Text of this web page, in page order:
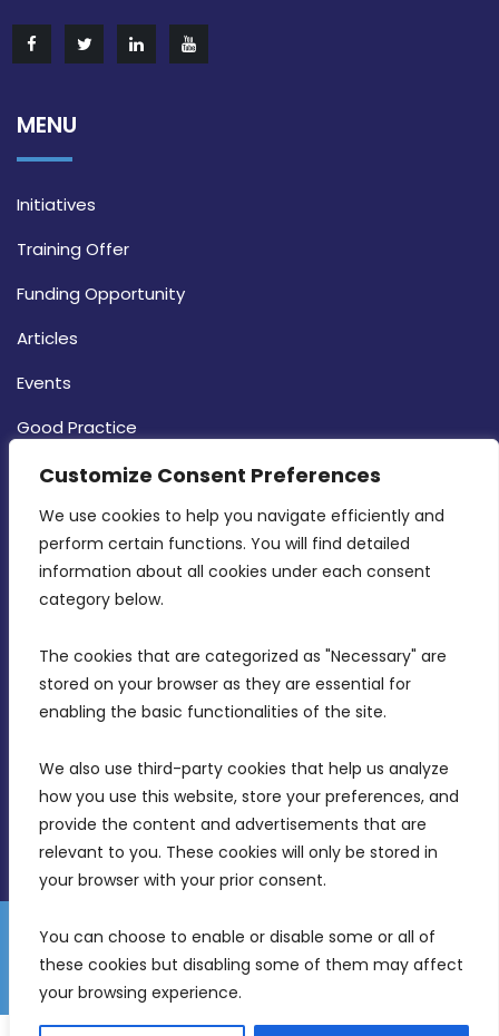
Customize Consent Preferences
We use cookies to help you navigate efficiently and
perform certain functions. You will find detailed
information about all cookies under each consent
category below.
The cookies that are categorized as "Necessary" are
stored on your browser as they are essential for
enabling the basic functionalities of the site.
We also use third-party cookies that help us analyze
how you use this website, store your preferences, and
provide the content and advertisements that are
relevant to you. These cookies will only be stored in
your browser with your prior consent.
You can choose to enable or disable some or all of
these cookies but disabling some of them may affect
your browsing experience.
MENU
Initiatives
Training Offer
Funding Opportunity
Articles
Events
Good Practice
Strategy
CONTACT INFO
MDIA, Twenty20 Business Centre, Triq l-
Birkirkara, CBD 3050
(356) 21 828 800
Office Hours: 7AM - 4PM
Gender Equality Plan
Data Protection Policy
© 2026 Malta Digital Innovation. All Rights Reserved.